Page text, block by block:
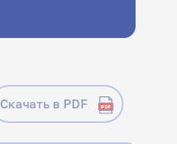
Скачать в PDF